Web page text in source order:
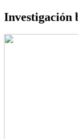
Investigación